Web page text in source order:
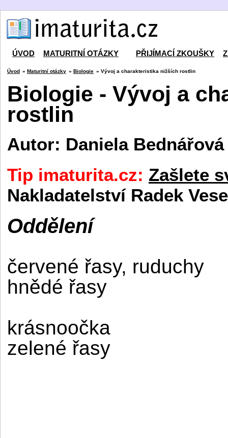
ÚVOD MATURITNÍ OTÁZKY PŘIJÍMACÍ ZKOUŠKY
Úvod » Maturitní otázky » Biologie » Vývoj a charakteristika nižších rostlin
Biologie - Vývoj a
rostlin
Autor: Daniela Bednářová
Tip imaturita.cz: Zašlete
Nakladatelství Radek
Oddělení
červené řasy, ruduchy
hnědé řasy
krásnoočka
zelené řasy